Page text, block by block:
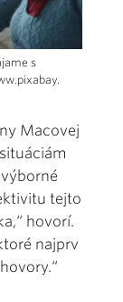
s
Macovej
tejto
hovorí.
najprv